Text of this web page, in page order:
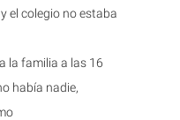
el colegio no estaba
la familia a las 16
había nadie,